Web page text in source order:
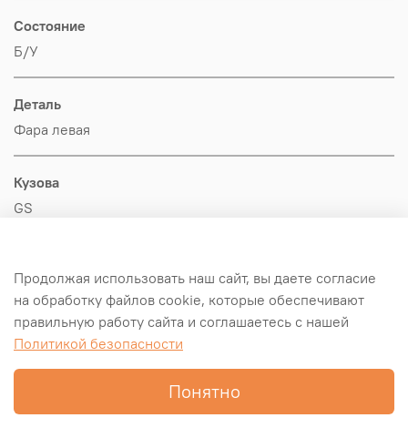
Состояние
Б/У
Деталь
Фара левая
Кузова
GS
Hyundai-KIA
Оригинал/Аналог
Продолжая использовать наш сайт, вы даете согласие
на обработку файлов cookie, которые обеспечивают
правильную работу сайта и соглашаетесь с нашей
Политикой безопасности
Понятно